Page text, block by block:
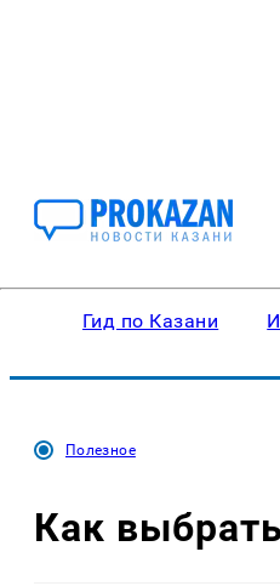
Гид по Казани
Полезное
Как